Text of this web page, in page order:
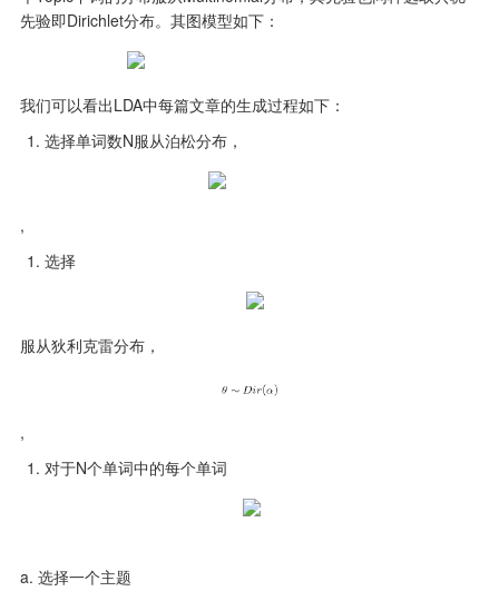
先验即Dirichlet分布。其图模型如下：
我们可以看出LDA中每篇文章的生成过程如下：
选择单词数N服从泊松分布，
,
选择
服从狄利克雷分布，
,
对于N个单词中的每个单词
a. 选择一个主题